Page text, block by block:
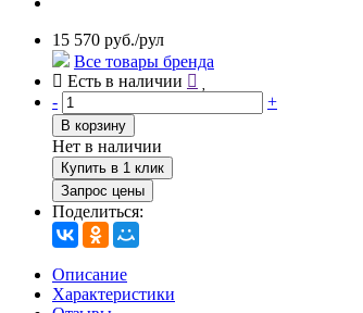
15 570 руб./рул
Все товары бренда
Есть в наличии
-
+
В корзину
Нет в наличии
Купить в 1 клик
Запрос цены
Поделиться:
Описание
Характеристики